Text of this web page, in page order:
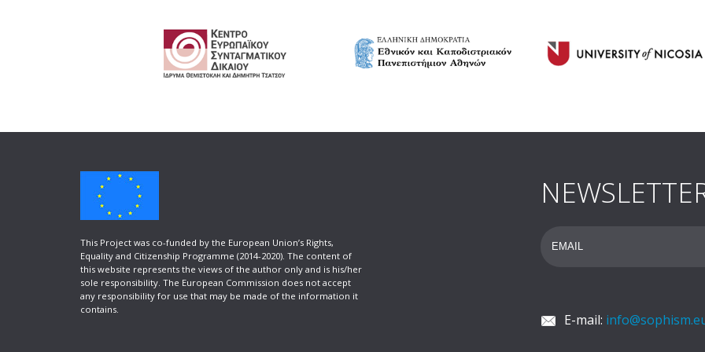
This Project was co-funded by the European Union’s Rights,
Equality and Citizenship Programme (2014-2020). Τhe content of
this website represents the views of the author only and is his/her
sole responsibility. The European Commission does not accept
any responsibility for use that may be made of the information it
contains.
E-mail: